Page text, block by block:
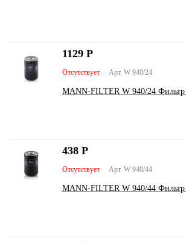
Арт. W 940/24
Отсутствует
MANN-FILTER W 940/24 Фильтр
1129 Р
Арт. W 940/44
Отсутствует
MANN-FILTER W 940/44 Фильтр
438 Р